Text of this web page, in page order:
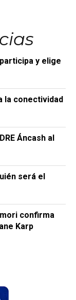
y elige
la conectividad
Áncash al
será el
confirma
Karp